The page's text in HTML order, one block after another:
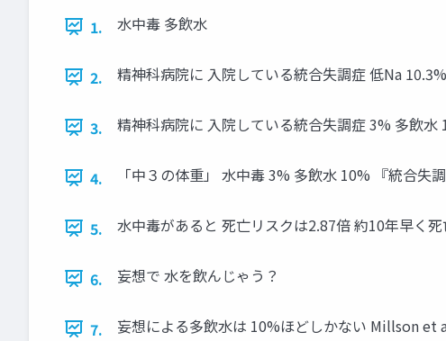
1.
水中毒 多飲水
2. 精神科病院に 入院している統合失調症 低Na
3. 精神科病院に 入院している統合失調症 3% 多飲
4. 「中３の体重」 水中毒 3% 多飲水 10% 『統合失
5. 水中毒があると 死亡リスクは2.87倍 約10年早く
6. 妄想で 水を飲んじゃう？
7. 妄想による多飲水は 10%ほどしかない Millson et